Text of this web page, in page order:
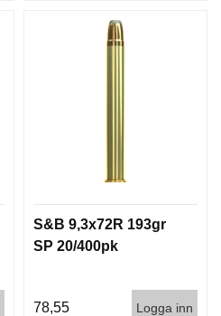
S&B 9,3x72R 193gr
SP 20/400pk
78,55 Logga inn